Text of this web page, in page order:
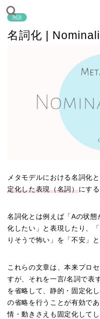
用語
名詞化 |
メタモデルにおける名詞化
定化した表現（名詞）にする
名詞化とは例えば「Aの状
化したい」と表現したり、
りそうで怖い」を「不安」
これらの文章は、本来プロ
すが、それを一言/名詞で表
を省略して、静的・固定化
の省略を行うことが有効で
情・動きさえも固定化して